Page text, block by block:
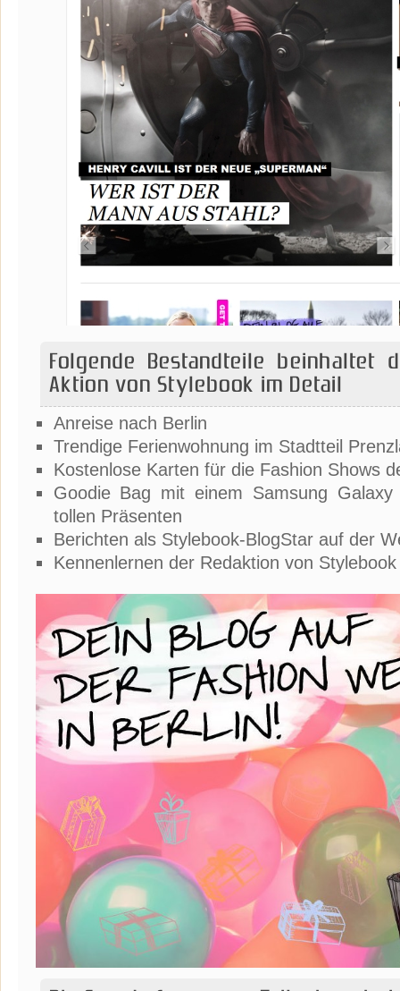
Folgende Bestandteile beinhaltet
Aktion von Stylebook im Detail
Anreise nach Berlin
Trendige Ferienwohnung im Stadtteil
Kostenlose Karten für die Fashion Shows
Goodie Bag mit einem Samsung
tollen Präsenten
Berichten als Stylebook-BlogStar auf der
Kennenlernen der Redaktion von Stylebook